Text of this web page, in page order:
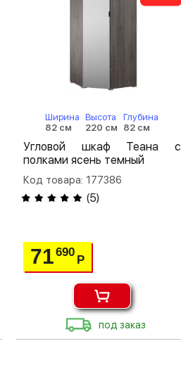
Ширина
82 см
Высота
220 см
Глубина
82 см
Угловой шкаф Теана с
полками ясень темный
Код товара: 177386
(5)
71690
Р
под заказ